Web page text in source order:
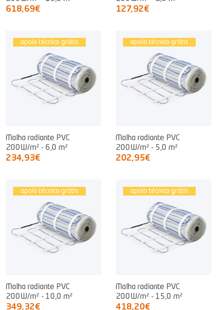
618,69€ 127,92€
apoio técnico grátis
Malha radiante PVC
200W/m² - 6,0 m²
234,93€
apoio técnico grátis
Malha radiante PVC
200W/m² - 5,0 m²
202,95€
apoio técnico grátis
Malha radiante PVC
200W/m² - 10,0 m²
349,32€
apoio técnico grátis
Malha radiante PVC
200W/m² - 15,0 m²
418,20€